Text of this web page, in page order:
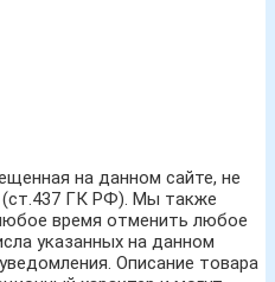
на данном сайте, не
(ст.437 ГК РФ). Мы также
время отменить любое
указанных на данном
Описание товара